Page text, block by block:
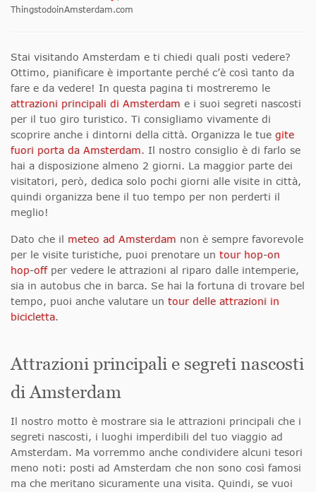
ThingstodoinAmsterdam.com
Stai visitando Amsterdam e ti chiedi quali posti vedere?
Ottimo, pianificare è importante perché c’è così tanto da
fare e da vedere! In questa pagina ti mostreremo le
attrazioni principali di Amsterdam e i suoi segreti nascosti
per il tuo giro turistico. Ti consigliamo vivamente di
scoprire anche i dintorni della città. Organizza le tue gite
fuori porta da Amsterdam. Il nostro consiglio è di farlo se
hai a disposizione almeno 2 giorni. La maggior parte dei
visitatori, però, dedica solo pochi giorni alle visite in città,
quindi organizza bene il tuo tempo per non perderti il
meglio!
Dato che il meteo ad Amsterdam non è sempre favorevole
per le visite turistiche, puoi prenotare un tour hop-on
hop-offper vedere le attrazioni al riparo dalle intemperie,
sia in autobus che in barca. Se hai la fortuna di trovare bel
tempo, puoi anche valutare un tour delle attrazioni in
bicicletta.
Attrazioni principali e segreti nascosti
di Amsterdam
Il nostro motto è mostrare sia le attrazioni principali che i
segreti nascosti, i luoghi imperdibili del tuo viaggio ad
Amsterdam. Ma vorremmo anche condividere alcuni tesori
meno noti: posti ad Amsterdam che non sono così famosi
ma che meritano sicuramente una visita. Quindi, se vuoi